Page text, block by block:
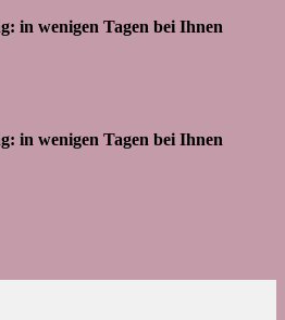
in wenigen Tagen bei Ihnen
in wenigen Tagen bei Ihnen